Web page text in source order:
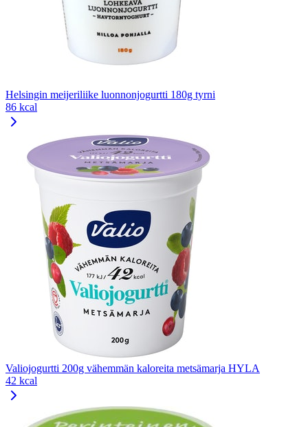
Helsingin meijeriliike luonnonjogurtti 180g tyrni
86 kcal
Valiojogurtti 200g vähemmän kaloreita metsämarja HYLA
42 kcal